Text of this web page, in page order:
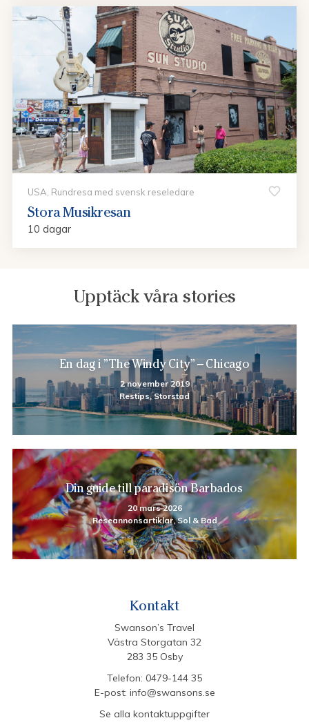
USA, Rundresa med svensk reseledare
Stora Musikresan
10 dagar
Upptäck våra stories
En dag i ”The Windy City” – Chicago
2 november 2019
Restips, Storstad
Din guide till paradisön Barbados
20 mars 2026
Reseannonsartiklar, Sol & Bad
Kontakt
Swanson’s Travel
Västra Storgatan 32
283 35 Osby
Telefon: 0479-144 35
E-post: info@swansons.se
Se alla kontaktuppgifter